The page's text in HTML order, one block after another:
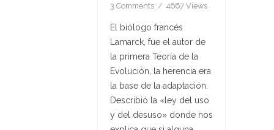
3 Comments
4667 Views
El biólogo francés
Lamarck, fue el autor de
la primera Teoría de la
Evolución, la herencia era
la base de la adaptación.
Describió la «ley del uso
y del desuso» donde nos